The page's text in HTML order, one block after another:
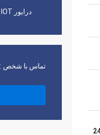
درایور IOT
تماس با شخص :